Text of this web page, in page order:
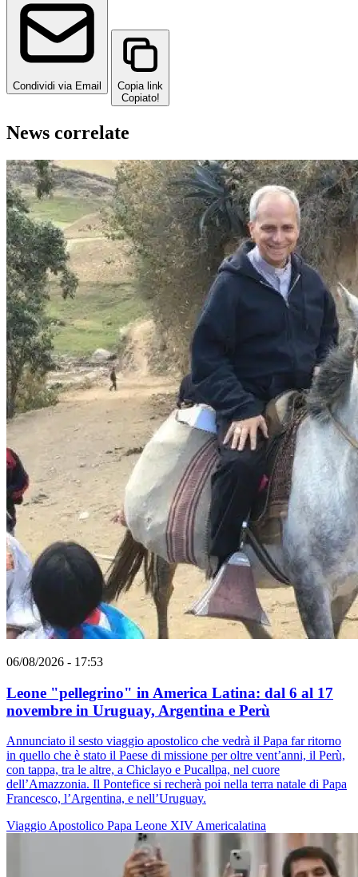
Condividi via Email
Copia link
Copiato!
News correlate
06/08/2026 - 17:53
Leone "pellegrino" in America Latina: dal 6 al 17
novembre in Uruguay, Argentina e Perù
Annunciato il sesto viaggio apostolico che vedrà il Papa far ritorno
in quello che è stato il Paese di missione per oltre vent’anni, il Perù,
con tappa, tra le altre, a Chiclayo e Pucallpa, nel cuore
dell’Amazzonia. Il Pontefice si recherà poi nella terra natale di Papa
Francesco, l’Argentina, e nell’Uruguay.
Viaggio Apostolico Papa Leone XIV Americalatina